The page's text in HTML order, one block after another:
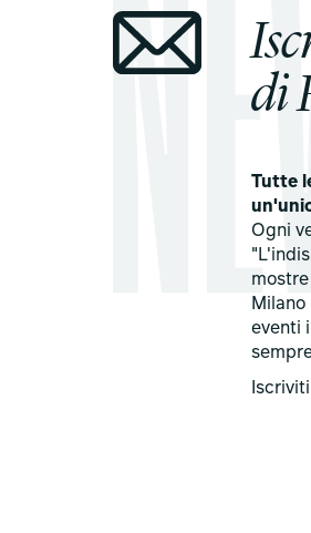
di
Tutte
Ogni
Milano
eventi